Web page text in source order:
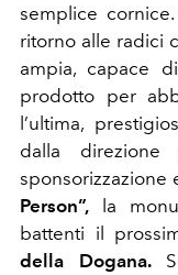
semplice
ritorno alle radici
ampia, capace
prodotto per
l’ultima,
dalla
sponsorizzazione
Person”, la
battenti il
della Dogana.